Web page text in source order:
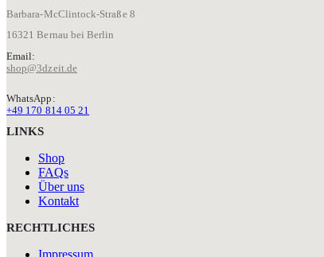
Barbara-McClintock-Straße 8
16321 Bernau bei Berlin
Email:
shop@3dzeit.de
WhatsApp:
+49 170 814 05 21
LINKS
Shop
FAQs
Über uns
Kontakt
RECHTLICHES